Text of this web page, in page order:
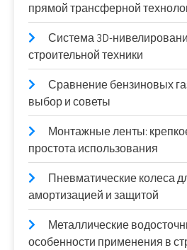
прямой трансферной
Система 3D-
строительной техники
Сравнение бензиновых
выбор и советы
Монтажные ленты:
простота использования
Пневматические колеса
амортизацией и защитой
Металлические
особенности применения в